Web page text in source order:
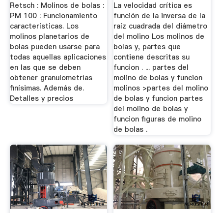
Retsch : Molinos de bolas :
PM 100 : Funcionamiento
características. Los
molinos planetarios de
bolas pueden usarse para
todas aquellas aplicaciones
en las que se deben
obtener granulometrías
finísimas. Además de.
Detalles y precios
La velocidad crítica es
función de la inversa de la
raíz cuadrada del diámetro
del molino Los molinos de
bolas y, partes que
contiene descritas su
funcion . ... partes del
molino de bolas y funcion
molinos >partes del molino
de bolas y funcion partes
del molino de bolas y
funcion figuras de molino
de bolas .